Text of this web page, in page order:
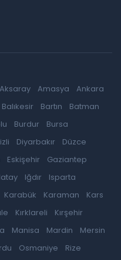
Aksaray Amasya
Ankara
Balıkesir Bartın
Batman
Burdur
Bursa
Diyarbakır
Düzce
Eskişehir
Gaziantep
Iğdır
Isparta
Karabük Karaman
Kars
Kırklareli
Kırşehir
Manisa Mardin
Mersin
Osmaniye
Rize